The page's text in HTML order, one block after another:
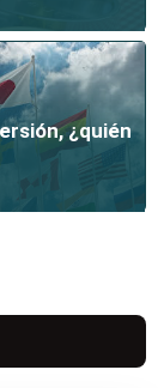
¿quién